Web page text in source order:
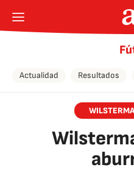
Actualidad Resultados